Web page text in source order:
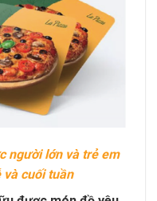
người lớn và trẻ em
và cuối tuần